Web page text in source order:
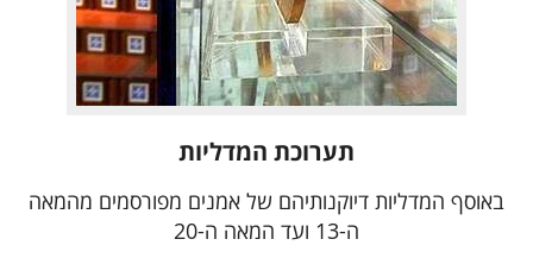
תערוכת המדליות
באוסף המדליות דיוקנותיהם של אמנים מפורסמים מהמאה
ה-13 ועד המאה ה-20